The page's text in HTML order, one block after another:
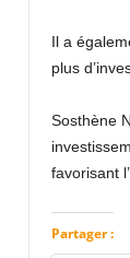
Il a
plus
Sosthène
favorisant
Partager :